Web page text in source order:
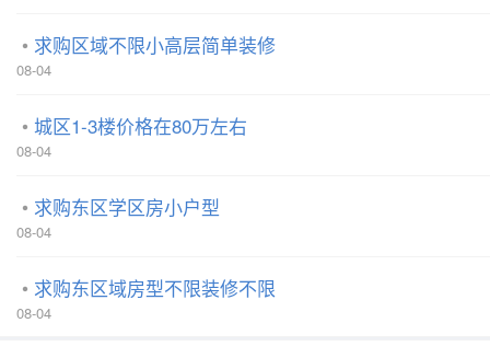
求购区域不限小高层简单装修
08-04
城区1-3楼价格在80万左右
08-04
求购东区学区房小户型
08-04
求购东区域房型不限装修不限
08-04